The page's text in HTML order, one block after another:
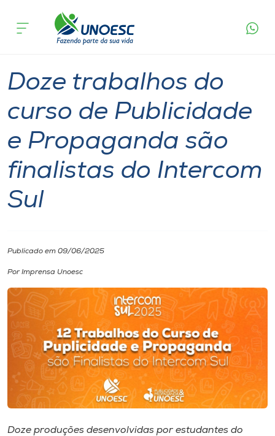
Cursos
Atendimento ao Estudante
Portal de Ensino
Internacionalização
I.nova
Diplomados
Cultura
CPA
acontece
Doze trabalhos do
curso de Publicidade
e Propaganda são
finalistas do Intercom
Sul
Publicado em 09/06/2025
Por Imprensa Unoesc
Doze produções desenvolvidas por estudantes do